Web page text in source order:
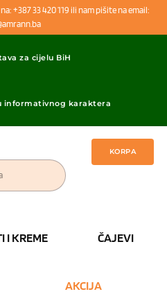
+387 33 420 119 ili nam pišite na email:
za cijelu BiH
informativnog karaktera
KORPA
I KREME ČAJEVI
AKCIJA